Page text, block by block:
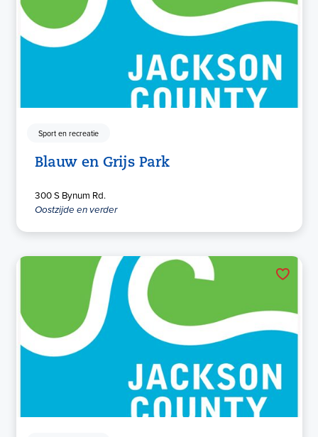
Sport en recreatie
Blauw en Grijs Park
300 S Bynum Rd.
Oostzijde en verder